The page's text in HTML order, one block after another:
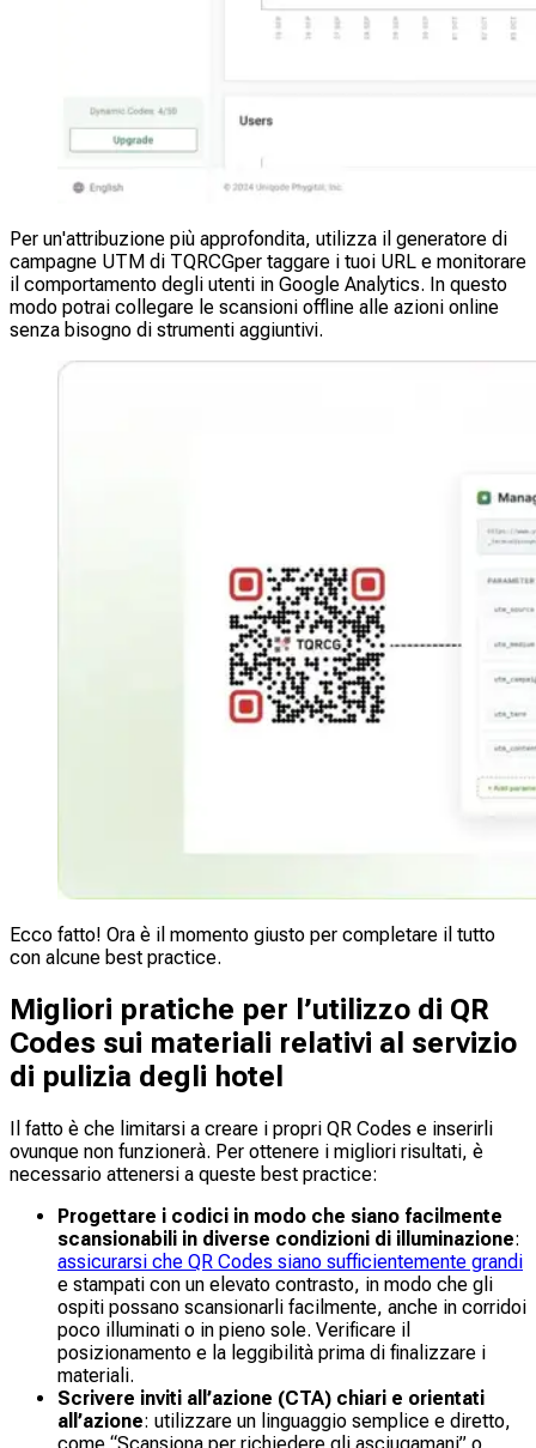
Per un'attribuzione più approfondita, utilizza il generatore di
campagne UTM di TQRCGper taggare i tuoi URL e monitorare
il comportamento degli utenti in Google Analytics. In questo
modo potrai collegare le scansioni offline alle azioni online
senza bisogno di strumenti aggiuntivi.
Ecco fatto! Ora è il momento giusto per completare il tutto
con alcune best practice.
Migliori pratiche per l’utilizzo di QR
Codes sui materiali relativi al servizio
di pulizia degli hotel
Il fatto è che limitarsi a creare i propri QR Codes e inserirli
ovunque non funzionerà. Per ottenere i migliori risultati, è
necessario attenersi a queste best practice:
Progettare i codici in modo che siano facilmente
scansionabili in diverse condizioni di illuminazione:
assicurarsi che QR Codes siano sufficientemente grandi
e stampati con un elevato contrasto, in modo che gli
ospiti possano scansionarli facilmente, anche in corridoi
poco illuminati o in pieno sole. Verificare il
posizionamento e la leggibilità prima di finalizzare i
materiali.
Scrivere inviti all’azione (CTA) chiari e orientati
all’azione: utilizzare un linguaggio semplice e diretto,